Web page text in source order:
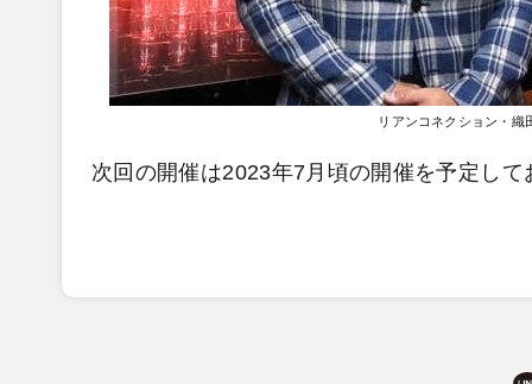
リアンコネクション・
次回の開催は2023年7月頃の開催を予定し